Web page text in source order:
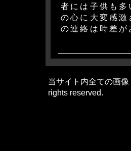
者には子供も
の心に大変感
の連絡は時差
当サイト内全ての画
rights reserved.